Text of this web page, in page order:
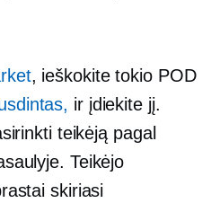
, ieškokite tokio POD
ir įdiekite jį.
teikėją pagal
Teikėjo
skiriasi